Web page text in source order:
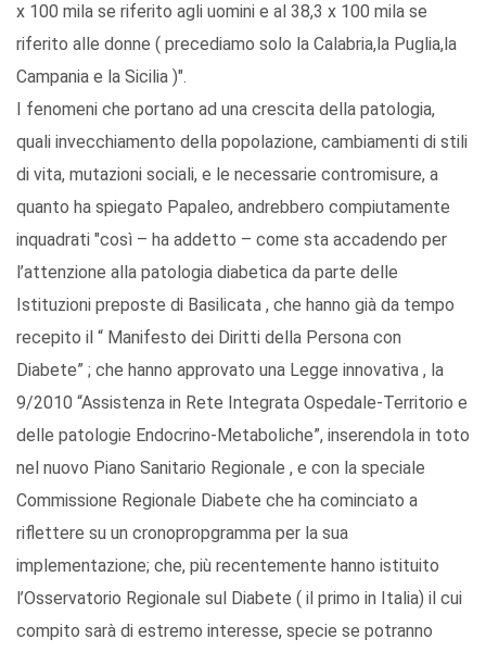
x 100 mila se riferito agli uomini e al 38,3 x 100 mila se
riferito alle donne ( precediamo solo la Calabria,la Puglia,la
Campania e la Sicilia )".
I fenomeni che portano ad una crescita della patologia,
quali invecchiamento della popolazione, cambiamenti di stili
di vita, mutazioni sociali, e le necessarie contromisure, a
quanto ha spiegato Papaleo, andrebbero compiutamente
inquadrati "così – ha addetto – come sta accadendo per
l’attenzione alla patologia diabetica da parte delle
Istituzioni preposte di Basilicata , che hanno già da tempo
recepito il “ Manifesto dei Diritti della Persona con
Diabete” ; che hanno approvato una Legge innovativa , la
9/2010 “Assistenza in Rete Integrata Ospedale-Territorio e
delle patologie Endocrino-Metaboliche”, inserendola in toto
nel nuovo Piano Sanitario Regionale , e con la speciale
Commissione Regionale Diabete che ha cominciato a
riflettere su un cronopropgramma per la sua
implementazione; che, più recentemente hanno istituito
l’Osservatorio Regionale sul Diabete ( il primo in Italia) il cui
compito sarà di estremo interesse, specie se potranno